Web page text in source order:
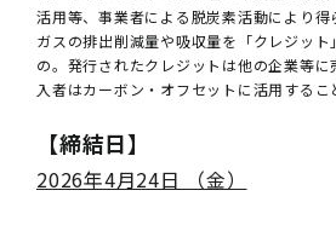
活用等、事業者による脱炭素活動により
ガスの排出削減量や吸収量を「クレジット
の。発行されたクレジットは他の企業等
入者はカーボン・オフセットに活用するこ
【締結日】
2026年4月24日 （金）